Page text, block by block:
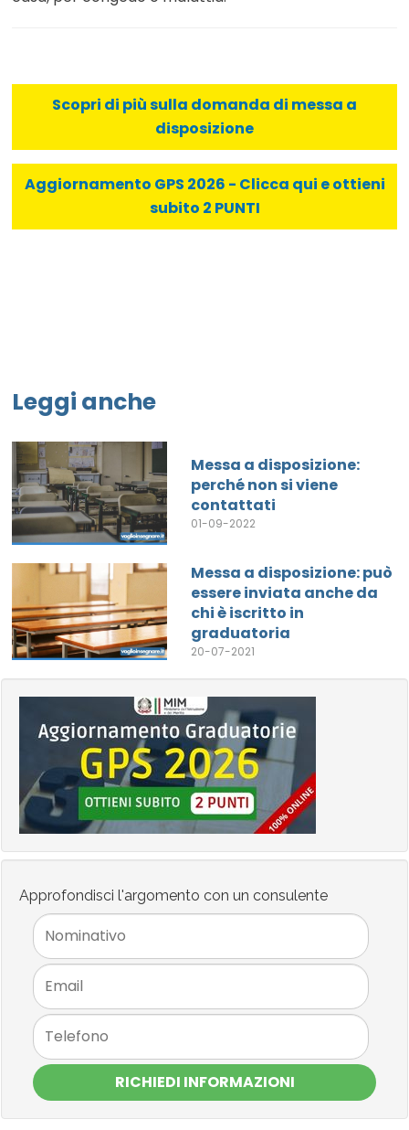
Scopri di più sulla domanda di messa a
disposizione
Aggiornamento GPS 2026 - Clicca qui e ottieni
subito 2 PUNTI
Leggi anche
Messa a disposizione:
perché non si viene
contattati
01-09-2022
Messa a disposizione: può
essere inviata anche da
chi è iscritto in
graduatoria
20-07-2021
Approfondisci l'argomento con un consulente
RICHIEDI INFORMAZIONI